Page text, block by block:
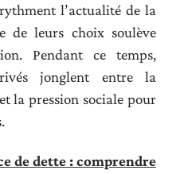
l’actualité de la
de leurs choix soulève
Pendant ce temps,
jonglent entre la
la pression sociale pour
de dette : comprendre